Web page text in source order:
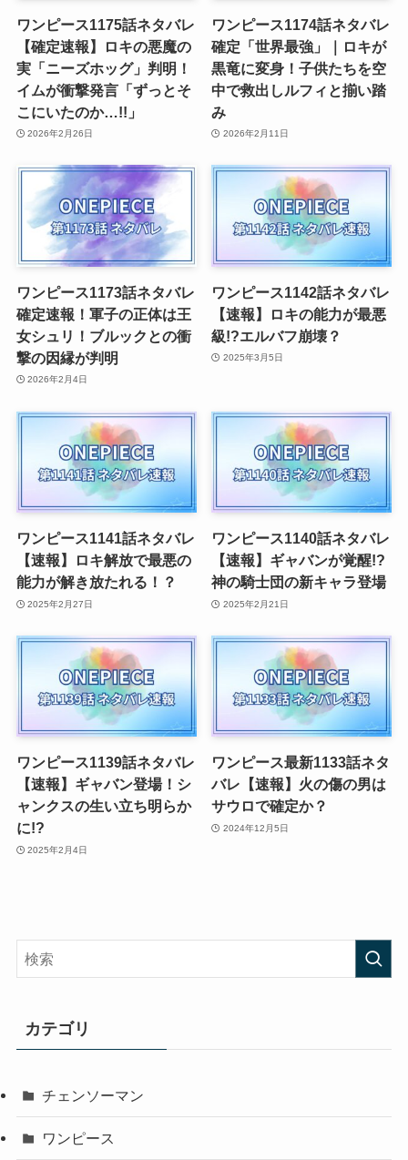
ワンピース1175話ネタバレ
【確定速報】ロキの悪魔の
実「ニーズホッグ」判明！
イムが衝撃発言「ずっとそ
こにいたのか…!!」
2026年2月26日
ワンピース1174話ネタバレ
確定「世界最強」｜ロキが
黒竜に変身！子供たちを空
中で救出しルフィと揃い踏
み
2026年2月11日
ワンピース1173話ネタバレ
確定速報！軍子の正体は王
女シュリ！ブルックとの衝
撃の因縁が判明
2026年2月4日
ワンピース1142話ネタバレ
【速報】ロキの能力が最悪
級!?エルバフ崩壊？
2025年3月5日
ワンピース1141話ネタバレ
【速報】ロキ解放で最悪の
能力が解き放たれる！？
2025年2月27日
ワンピース1140話ネタバレ
【速報】ギャバンが覚醒!?
神の騎士団の新キャラ登場
2025年2月21日
ワンピース1139話ネタバレ
【速報】ギャバン登場！シ
ャンクスの生い立ち明らか
に!?
2025年2月4日
ワンピース最新1133話ネタ
バレ【速報】火の傷の男は
サウロで確定か？
2024年12月5日
カテゴリ
チェンソーマン
ワンピース